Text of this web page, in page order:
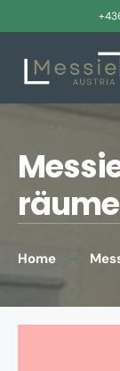
Home